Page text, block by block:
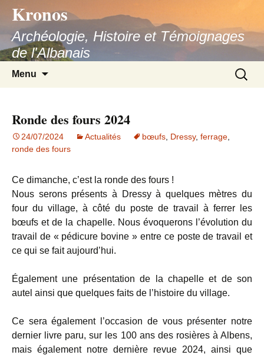
contenu
Kronos
Archéologie, Histoire et Témoignages
de l'Albanais
Menu
Ronde des fours 2024
24/07/2024 Actualités bœufs Dressy, ferrage
ronde des fours
Ce dimanche, c’est la ronde des fours !
Nous serons présents à Dressy à quelques mètres du
four du village, à côté du poste de travail à ferrer les
bœufs et de la chapelle. Nous évoquerons l’évolution du
travail de « pédicure bovine » entre ce poste de travail et
ce qui se fait aujourd’hui.
Également une présentation de la chapelle et de son
autel ainsi que quelques faits de l’histoire du village.
Ce sera également l’occasion de vous présenter notre
dernier livre paru, sur les 100 ans des rosières à Albens,
mais également notre dernière revue 2024, ainsi que